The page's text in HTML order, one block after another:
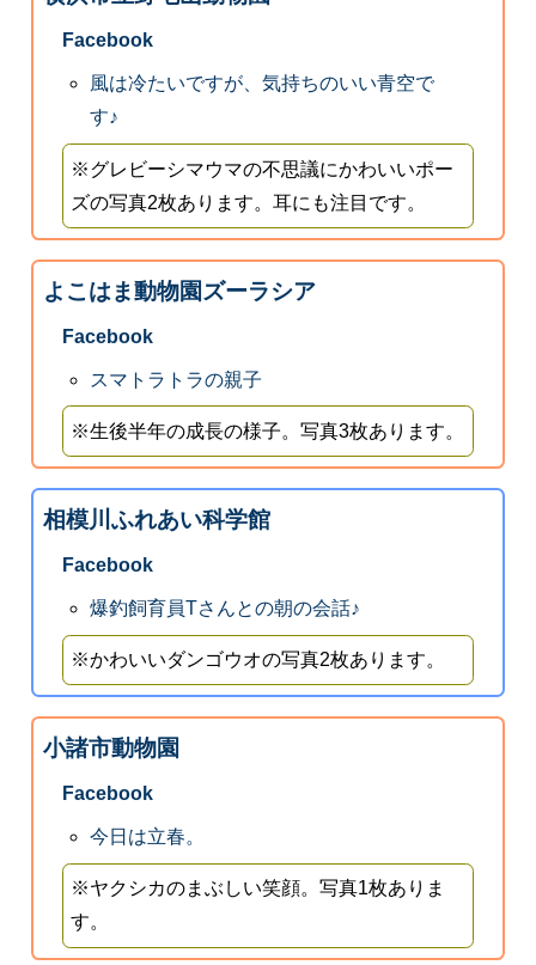
Facebook
風は冷たいですが、気持ちのいい青空で
す♪
※グレビーシマウマの不思議にかわいいポー
ズの写真2枚あります。耳にも注目です。
よこはま動物園ズーラシア
Facebook
スマトラトラの親子
※生後半年の成長の様子。写真3枚あります。
相模川ふれあい科学館
Facebook
爆釣飼育員Tさんとの朝の会話♪
※かわいいダンゴウオの写真2枚あります。
小諸市動物園
Facebook
今日は立春。
※ヤクシカのまぶしい笑顔。写真1枚ありま
す。